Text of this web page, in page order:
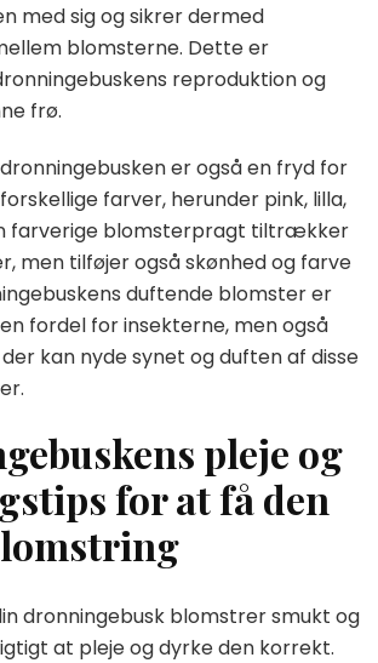
med sig og sikrer dermed
blomsterne. Dette er
reproduktion og
frø.
er også en fryd for
farver, herunder pink, lilla,
farverige blomsterpragt tiltrækker
men tilføjer også skønhed og farve
duftende blomster er
fordel for insekterne, men også
kan nyde synet og duften af disse
pleje og
for at få den
dronningebusk blomstrer smukt og
at pleje og dyrke den korrekt.